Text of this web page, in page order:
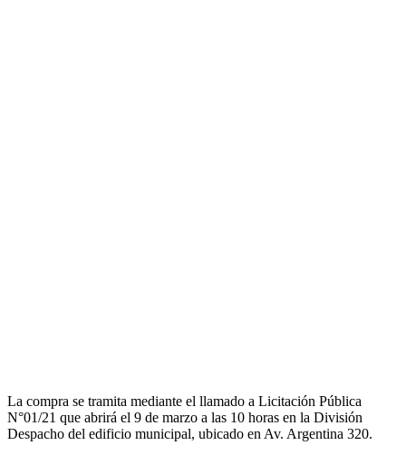
La compra se tramita mediante el llamado a Licitación Pública
N°01/21 que abrirá el 9 de marzo a las 10 horas en la División
Despacho del edificio municipal, ubicado en Av. Argentina 320.